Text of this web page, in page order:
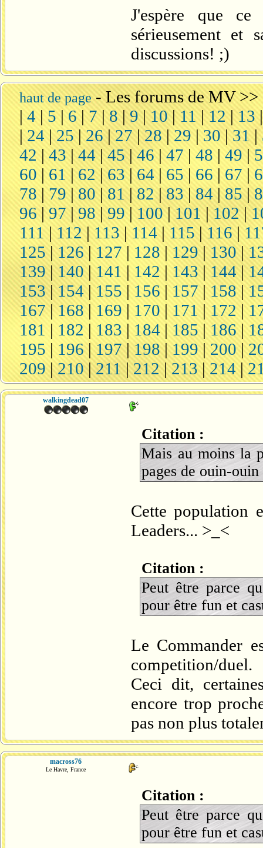
J'espère que
sérieusement et
discussions! ;)
haut de page-Les forums de MV>>
|4| 5|6 |7|8|9|10|11 |12|13
|24 |25|26|27|28|29| 30|31 |
42|43|44|45|46|47 |48 |49|
60 | 61|62|63|64| 65| 66 |67 |
78| 79|80|81|82|83|84 |85|
96|97|98|99 |100|101|102|
111 |112| 113 | 114| 115| 116|
125|126|127 | 128 |129|130|
139|140|141 | 142 | 143|144|
153|154|155 |156 |157 |158|
167|168 | 169 | 170 | 171 |172 |
181 | 182 | 183 | 184 | 185 |186|
195 | 196 |197|198|199|200 |
209|210|211|212|213|214|
walkingdead07
Citation :
Mais au moins la
pages de ouin-
Cette population
Leaders... >_<
Citation :
Peut être parce
pour être fun et
Le Commander
competition/duel.
Ceci dit,
encore trop
pas non plus
macross76
Le Havre, France
Citation :
Peut être parce
pour être fun et